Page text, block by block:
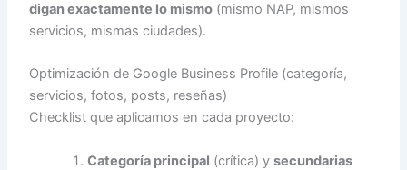
digan exactamente lo mismo (mismo NAP, mismos
servicios, mismas ciudades).
Optimización de Google Business Profile (categoría,
servicios, fotos, posts, reseñas)
Checklist que aplicamos en cada proyecto:
Categoría principal (crítica) ysecundarias